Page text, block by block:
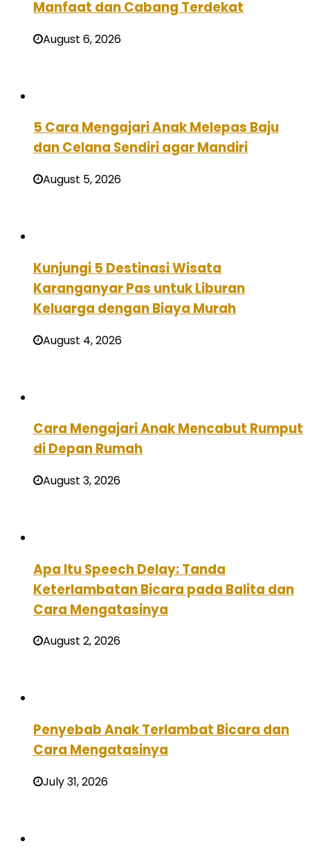
Manfaat dan Cabang Terdekat
August 6, 2026
5 Cara Mengajari Anak Melepas Baju
dan Celana Sendiri agar Mandiri
August 5, 2026
Kunjungi 5 Destinasi Wisata
Karanganyar Pas untuk Liburan
Keluarga dengan Biaya Murah
August 4, 2026
Cara Mengajari Anak Mencabut Rumput
di Depan Rumah
August 3, 2026
Apa Itu Speech Delay: Tanda
Keterlambatan Bicara pada Balita dan
Cara Mengatasinya
August 2, 2026
Penyebab Anak Terlambat Bicara dan
Cara Mengatasinya
July 31, 2026